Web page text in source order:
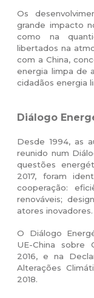
Os
grande impacto
como na
libertados na
com a China,
energia limpa de
cidadãos energia
Diálogo
Desde 1994, as
reunido num
questões
2017, foram
cooperação:
renováveis;
atores inovadores.
O Diálogo
UE-China sobre
2016, e na
Alterações
2018.